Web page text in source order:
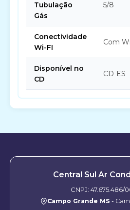
Tubulação
Gás
5/8
Conectividade
Wi-FI
Com
Disponível no
CD
CD-ES
Central Sul Ar
CNPJ: 47.675.486/
Campo Grande MS -